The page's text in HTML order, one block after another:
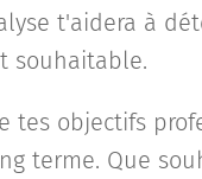
t'aidera à
souhaitable.
tes objectifs
terme. Que